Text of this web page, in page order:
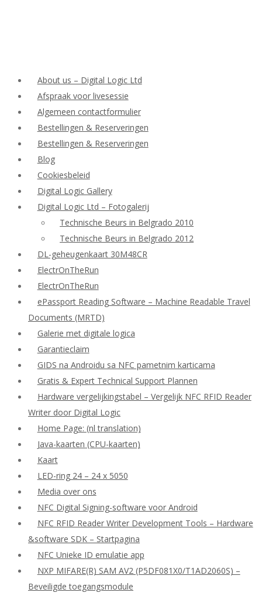
About us – Digital Logic Ltd
Afspraak voor livesessie
Algemeen contactformulier
Bestellingen & Reserveringen
Bestellingen & Reserveringen
Blog
Cookiesbeleid
Digital Logic Gallery
Digital Logic Ltd – Fotogalerij
Technische Beurs in Belgrado 2010
Technische Beurs in Belgrado 2012
DL-geheugenkaart 30M48CR
ElectrOnTheRun
ElectrOnTheRun
ePassport Reading Software – Machine Readable Travel
Documents (MRTD)
Galerie met digitale logica
Garantieclaim
GIDS na Androidu sa NFC pametnim karticama
Gratis & Expert Technical Support Plannen
Hardware vergelijkingstabel – Vergelijk NFC RFID Reader
Writer door Digital Logic
Home Page: (nl translation)
Java-kaarten (CPU-kaarten)
Kaart
LED-ring 24 – 24 x 5050
Media over ons
NFC Digital Signing-software voor Android
NFC RFID Reader Writer Development Tools – Hardware
&software SDK – Startpagina
NFC Unieke ID emulatie app
NXP MIFARE(R) SAM AV2 (P5DF081X0/T1AD2060S) –
Beveiligde toegangsmodule